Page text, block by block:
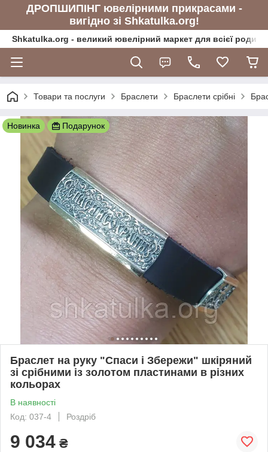
ДРОПШИПІНГ ювелірними прикрасами -
вигідно зі Shkatulka.org!
Shkatulka.org - великий ювелірний маркет для всієї
Товари та послуги Браслети Браслети срібні
Новинка Подарунок
Браслет на руку "Спаси і Збережи" шкіряний
зі срібними із золотом пластинами в різних
кольорах
В наявності
Код: 037-4
Роздріб
9 034 ₴